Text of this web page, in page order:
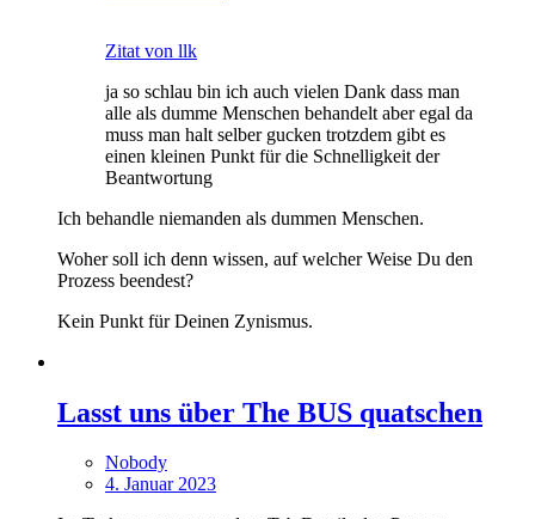
Zitat von llk
ja so schlau bin ich auch vielen Dank dass man
alle als dumme Menschen behandelt aber egal da
muss man halt selber gucken trotzdem gibt es
einen kleinen Punkt für die Schnelligkeit der
Beantwortung
Ich behandle niemanden als dummen Menschen.
Woher soll ich denn wissen, auf welcher Weise Du den
Prozess beendest?
Kein Punkt für Deinen Zynismus.
Lasst uns über The BUS quatschen
Nobody
4. Januar 2023